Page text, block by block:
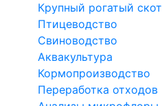
Крупный рогатый скот
Птицеводство
Свиноводство
Аквакультура
Кормопроизводство
Переработка отходов